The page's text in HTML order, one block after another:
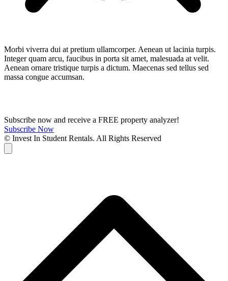
Morbi viverra dui at pretium ullamcorper. Aenean ut lacinia turpis.
Integer quam arcu, faucibus in porta sit amet, malesuada at velit.
Aenean ornare tristique turpis a dictum. Maecenas sed tellus sed
massa congue accumsan.
Subscribe now and receive a FREE property analyzer!
Subscribe Now
© Invest In Student Rentals. All Rights Reserved